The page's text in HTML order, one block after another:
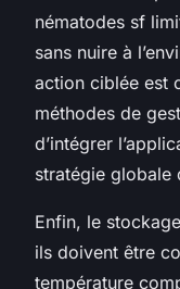
nématodes sf
sans nuire à
action ciblée est
méthodes de
d’intégrer
stratégie globale
Enfin, le
ils doivent être
température